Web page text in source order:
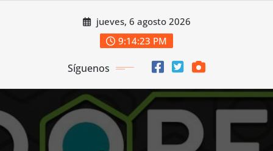
jueves, 6 agosto 2026
9:14:23 PM
Síguenos